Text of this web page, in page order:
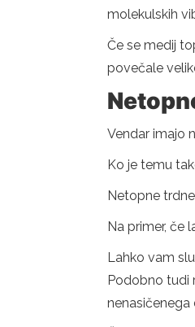
molekulskih
Če se medij
povečale
Vendar imajo
Ko je temu
Netopne
Na primer, če
Lahko vam
Podobno tudi
nenasičenega